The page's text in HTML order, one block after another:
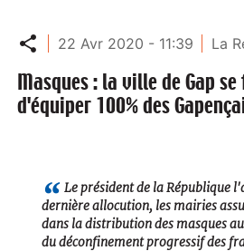
Partager
22 Avr 2020 - 11:39 La
Masques : la ville de Gap
d'équiper 100% des
Le président de la République
dernière allocution, les mairies
dans la distribution des masques
du déconfinement progressif des